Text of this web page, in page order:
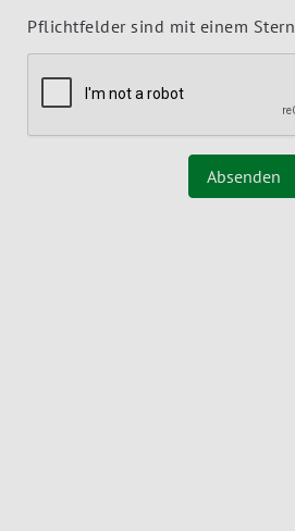
Pflichtfelder sind mit einem Stern
Absenden